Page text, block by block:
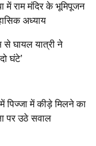
में राम मंदिर के भूमिपूजन
अध्याय
घायल यात्री ने
घंटे’
पिज्जा में कीड़े मिलने का
पर उठे सवाल